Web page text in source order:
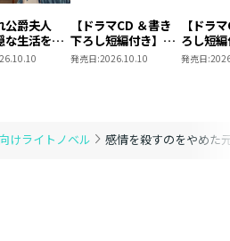
けライトノベル 感情を殺すのをやめた
公爵夫人
な生活をお
です5
【ドラマCD ＆書き
下ろし短編付き】捨
てられ公爵夫人は、
発売日:2026.10.10
【ドラ
ろし短
られ公
発売日: